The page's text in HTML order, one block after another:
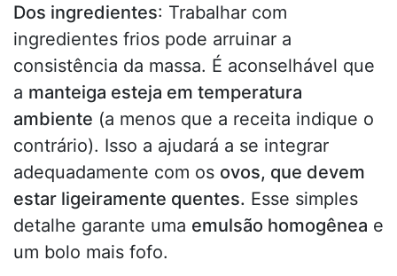
Dos ingredientes: Trabalhar com
ingredientes frios pode arruinar a
consistência da massa. É aconselhável que
a manteiga esteja em temperatura
ambiente (a menos que a receita indique o
contrário). Isso a ajudará a se integrar
adequadamente com os ovos, que devem
estar ligeiramente quentes. Esse simples
detalhe garante uma emulsão homogênea e
um bolo mais fofo.